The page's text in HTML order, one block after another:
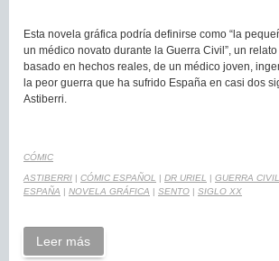
Esta novela gráfica podría definirse como “la
un médico novato durante la Guerra Civil”, un
basado en hechos reales, de un médico joven,
la peor guerra que ha sufrido España en casi dos
Astiberri.
CÓMIC
ASTIBERRI | CÓMIC ESPAÑOL | DR URIEL | GUERRA CIVIL
ESPAÑA | NOVELA GRÁFICA | SENTO | SIGLO XX
Leer más